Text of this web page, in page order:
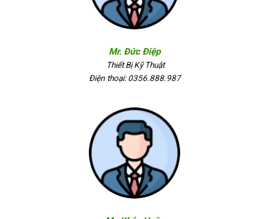
Mr. Đức Điệp
Thiết Bị Kỹ Thuật
Điện thoại: 0356.888.987